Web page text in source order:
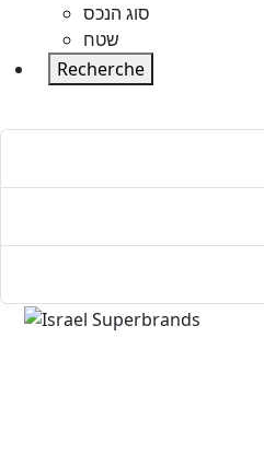
סוג הנכס
שטח
Recherche